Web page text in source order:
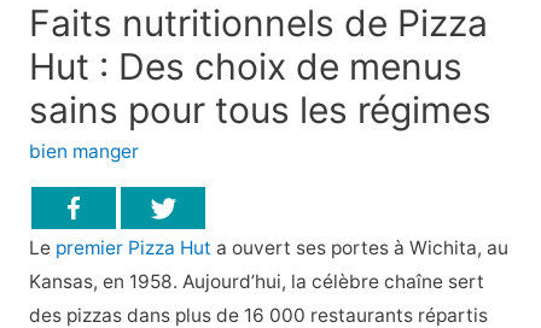
Faits nutritionnels de Pizza
Hut : Des choix de menus
sains pour tous les régimes
bien manger
Le premier Pizza Hut a ouvert ses portes à Wichita, au
Kansas, en 1958. Aujourd’hui, la célèbre chaîne sert
des pizzas dans plus de 16 000 restaurants répartis